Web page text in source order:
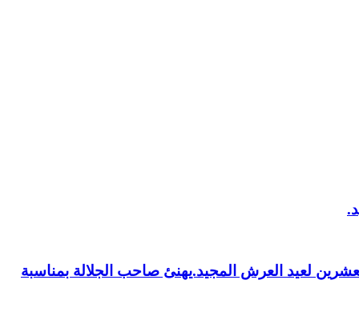
لعيد العرش المجيد.يهنئ صاحب الجلالة بمناسبة